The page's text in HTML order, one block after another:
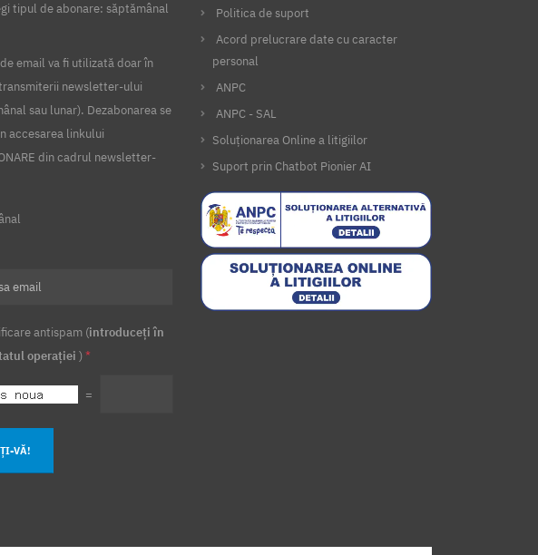
tipul de abonare: săptămânal
email va fi utilizată doar în
newsletter-ului
sau lunar). Dezabonarea se
accesarea linkului
din cadrul newsletter-
antispam (introduceți în
operației ) *
=
VĂ!
Politica de suport
Acord prelucrare date cu caracter
personal
ANPC
ANPC - SAL
Soluționarea Online a litigiilor
Suport prin Chatbot Pionier AI